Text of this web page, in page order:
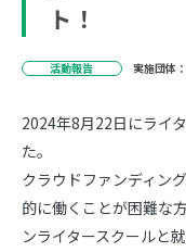
ト！
活動報告 実施団体
2024年8月22日にライ
た。
クラウドファンディン
的に働くことが困難な
ンライタースクールと